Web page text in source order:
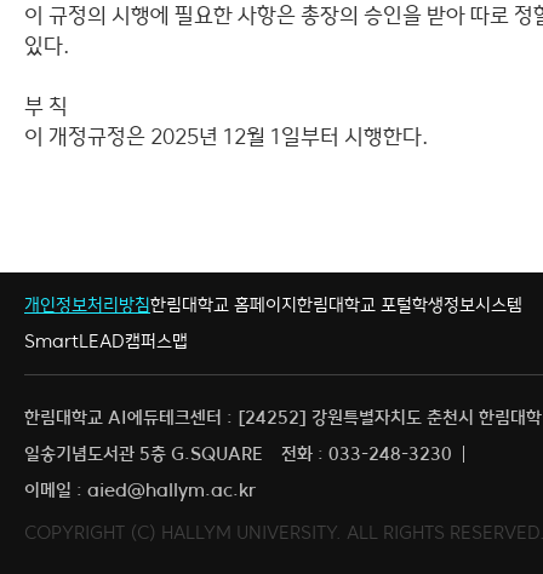
이 규정의 시행에 필요한 사항은 총장의 승인을 받아 따로 정
있다.
부 칙
이 개정규정은 2025년 12월 1일부터 시행한다.
개인정보처리방침한림대학교 홈페이지한림대학교 포털학생정보시스템
SmartLEAD캠퍼스맵
한림대학교 AI에듀테크센터 : [24252] 강원특별자치도 춘천시 한림대
일송기념도서관 5층 G.SQUARE
전화 : 033-248-3230
이메일 : aied@hallym.ac.kr
COPYRIGHT (C) HALLYM UNIVERSITY. ALL RIGHTS